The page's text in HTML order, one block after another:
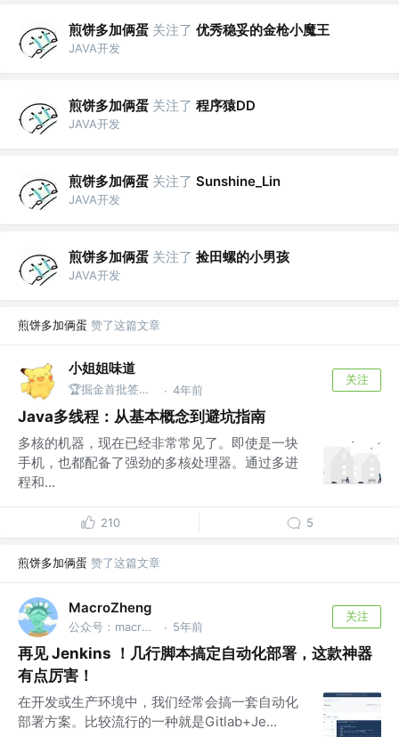
煎饼多加俩蛋 关注了 优秀稳妥的金枪小魔王
JAVA开发
煎饼多加俩蛋 关注了 程序猿DD
JAVA开发
煎饼多加俩蛋 关注了 Sunshine_Lin
JAVA开发
煎饼多加俩蛋 关注了 捡田螺的小男孩
JAVA开发
煎饼多加俩蛋 赞了这篇文章
小姐姐味道
🏆掘金首批签约作者 @公众号：xjjdog · 4年前
关注
Java多线程：从基本概念到避坑指南
多核的机器，现在已经非常常见了。即使是一块
手机，也都配备了强劲的多核处理器。通过多进
程和...
210 5
煎饼多加俩蛋 赞了这篇文章
MacroZheng
公众号：macrozheng · 5年前
关注
再见 Jenkins ！几行脚本搞定自动化部署，这款神器
有点厉害！
在开发或生产环境中，我们经常会搞一套自动化
部署方案。比较流行的一种就是Gitlab+Je...